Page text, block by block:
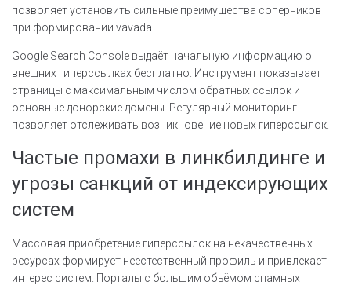
позволяет установить сильные преимущества соперников
при формировании vavada.
Google Search Console выдаёт начальную информацию о
внешних гиперссылках бесплатно. Инструмент показывает
страницы с максимальным числом обратных ссылок и
основные донорские домены. Регулярный мониторинг
позволяет отслеживать возникновение новых гиперссылок.
Частые промахи в линкбилдинге и
угрозы санкций от индексирующих
систем
Массовая приобретение гиперссылок на некачественных
ресурсах формирует неестественный профиль и привлекает
интерес систем. Порталы с большим объёмом спамных